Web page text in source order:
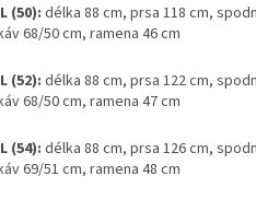
(50):délka 88 cm, prsa 118 cm,
68/50 cm, ramena 46 cm
(52): délka 88 cm, prsa 122 cm,
68/50 cm, ramena 47 cm
(54): délka 88 cm, prsa 126 cm,
69/51 cm, ramena 48 cm